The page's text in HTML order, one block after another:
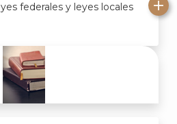
federales y leyes locales